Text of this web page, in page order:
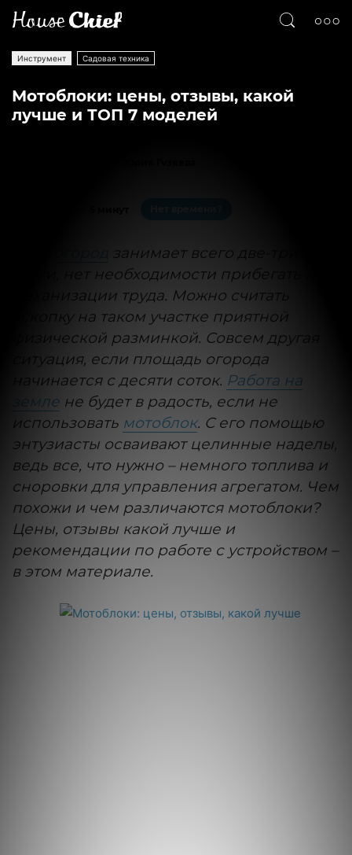
Инструмент Садовая техника
Мотоблоки: цены, отзывы, какой
лучше и ТОП 7 моделей
занимает всего две-три
сотки, нет необходимости прибегать к
механизации труда. Можно считать
вскопку на таком участке приятной
физической разминкой. Совсем другая
ситуация, если площадь огорода
начинается с десяти соток. Работа на
земле не будет в радость, если не
использовать мотоблок. С его помощью
энтузиасты осваивают целинные наделы,
ведь все, что нужно – немного топлива и
сноровки для управления агрегатом. Чем
похожи и чем различаются мотоблоки?
Цены, отзывы какой лучше и
рекомендации по работе с устройством –
в этом материале.